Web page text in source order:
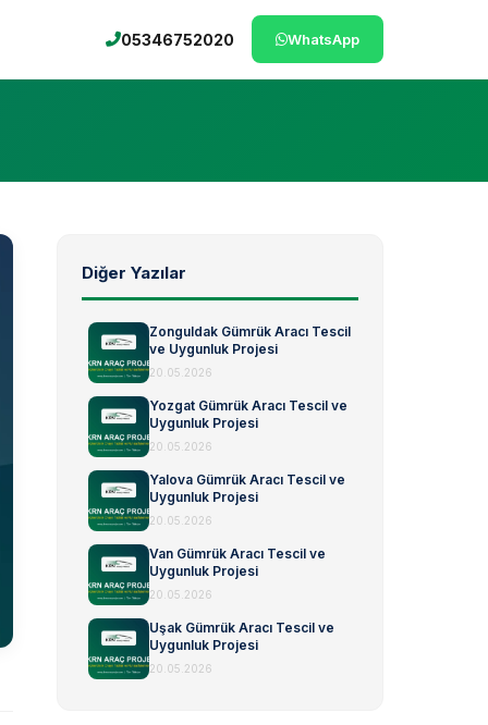
05346752020 WhatsApp
Diğer Yazılar
Zonguldak Gümrük Aracı Tescil
ve Uygunluk Projesi
20.05.2026
Yozgat Gümrük Aracı Tescil ve
Uygunluk Projesi
20.05.2026
Yalova Gümrük Aracı Tescil ve
Uygunluk Projesi
20.05.2026
Van Gümrük Aracı Tescil ve
Uygunluk Projesi
20.05.2026
Uşak Gümrük Aracı Tescil ve
Uygunluk Projesi
20.05.2026